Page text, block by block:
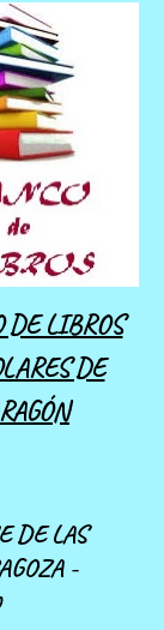
DE LIBROS
DE
DE LAS
-